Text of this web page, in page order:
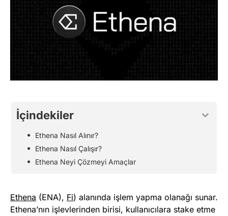
İçindekiler
Ethena Nasıl Alınır?
Ethena Nasıl Çalışır?
Ethena Neyi Çözmeyi Amaçlar
Ethena (ENA), Fi) alanında işlem yapma olanağı sunar.
Ethena’nın işlevlerinden birisi, kullanıcılara stake etme